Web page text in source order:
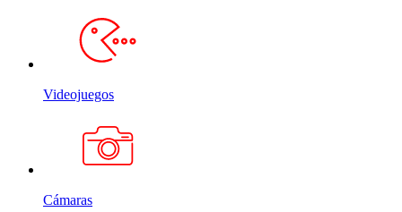
Videojuegos
Cámaras